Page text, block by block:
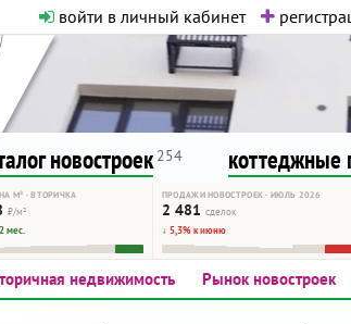
войти в личный кабинет
Никакого шок-
он помогает вам.
новостроек 254 коттеджные
М² · ВТОРИЧКА
₽/м²
мес.
ПРОДАЖИ НОВОСТРОЕК · ИЮЛЬ 2026
2 481 сделок
↓ 5,3% к июню
недвижимость Рынок новостроек